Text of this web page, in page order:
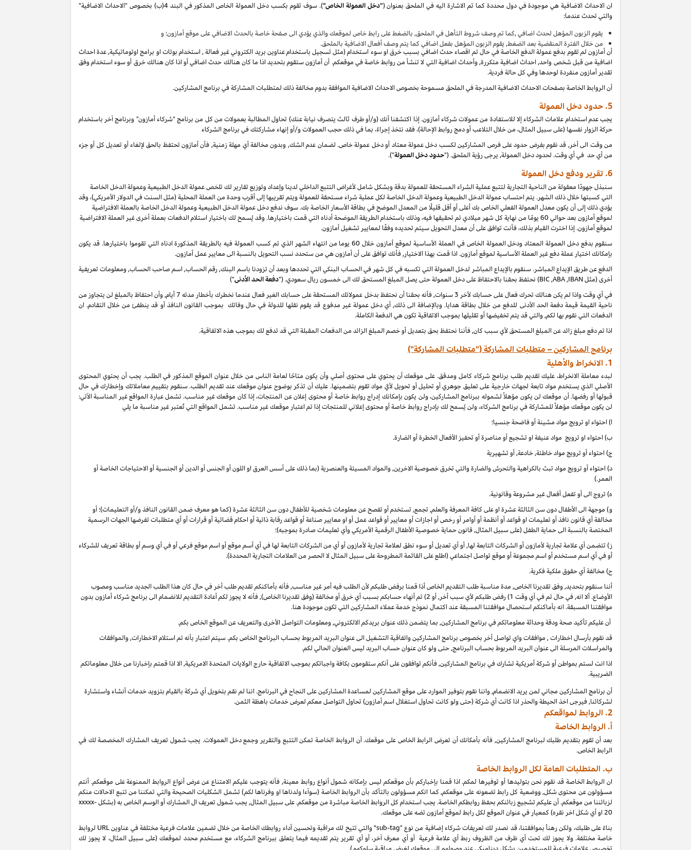
ان الاحداث الاضافية هي موجودة في دول محددة كما تم الاشارة اليه في الملحق بعنوان("دخل العمولة الخاص")
.سوف
تقوم بكسب دخل العمولة الخاص المذكور في البند 4(ب) بخصوص "الاحداث الاضافية"
والتي تحدث عندما:
يقوم الزبون المؤهل لحدث اضافي ,كما تم وصف شروط التأهل في الملحق, بالضغط على رابط خاص لموقعك والذي يؤدي الى صفحة خاصة بالحدث الاضافي على موقع أمازون؛ و
منخلال الفترة المنقضية بعد الضغط, يقوم الزبون المؤهل بفعل اضافي كما يتم وصف أفعال الاضافية بالملحق.
أن أمازون لم تقوم بدفع عمولة الدفع الخاصة في حال تم اقصاء حدث اضافي بسبب خرق او سوء استخدام (مثل تسجيل باستخدام عناوين بريد الكتروني غير فعالة , استخدام بوتات او برامج اوتوماتيكية, عدة احداث
اضافية من قبل شخص واحد, احداث اضافية متكررة, وأحداث اضافية التي لا تنشأ من روابط خاصة في موقعكم. أن أمازون ستقوم بتحديد اذا ما كان هنالك حدث اضافي أو اذا كان هنالك خرق أو سوء استخدام وفق
تقدير أمازون منفردة لوحدها وفي كل حالة فردية.
أن الروابط الخاصة بصفحات الاحداث الاضافية المدرجة في الملحق مسموحة بخصوص الاحداث الاضافية الموافقة بدوم مخالفة ذلك لمتطلبات المشاركة في برنامج المشاركين.
5. حدود دخل العمولة
يجب عدم استخدام علامات الشركاء إلا للاستفادة من عمولات شركاء أمازون. إذا اكتشفنا أنك (و/أو طرف ثالث يتصرف نيابة عنك) تحاول المطالبة بعمولات من كل من برنامج "شركاء أمازون" وبرنامج آخر باستخدام
حركة الزوار نفسها (على سبيل المثال، من خلال التلاعب أو دمج روابط الإحالة)، فقد نتخذ إجراءً، بما في ذلك حجب العمولات و/أو إنهاء مشاركتك في برنامج الشركاء
من وقت الى أخر, قد نقوم بفرض حدود على فرص المشاركين لكسب دخل عمولة معتاد أو دخل عمولة خاص. لضمان عدم الشك, وبدون مخالفة أي مهلة زمنية, فأن أمازون تحتفظ بالحق لإلغاء أو تعديل كل أو جزء
من أي حد في أي وقت. لحدود دخل العمولة, يرجى رؤية الملحق. ("حدود دخل العمولة").
6. تقرير ودفع دخل العمولة
سنبذل جهودًا معقولة من الناحية التجارية لتتبع عملية الشراء المستحقة للعمولة بدقة وبشكل شامل لأغراض التتبع الداخلي لدينا وإعداد وتوزيع تقارير لك تلخص عمولة الدخل الطبيعية وعمولة الدخل الخاصة
التي كسبتها خلال ذلك الشهر. يتم احتساب عمولة الدخل الطبيعية وعمولة الدخل الخاصة لكل عملية شراء مستحقة للعمولة ويتم تقريبها إلى أقرب وحدة من العملة المحلية (مثل السنت في الدولار الأمريكي)، وقد
يؤدي ذلك إلى أن يكون معدل العمولة الفعلي الخاص بك أعلى أو أقل قليلًا من المعدل الموضح في بطاقة الأسعار الخاصة بك. سوف ندفع دخل عمولة الدخل الطبيعية وعمولة الدخل الخاصة بالعملة الافتراضية
لموقع أمازون بعد حوالي 60 يومًا من نهاية كل شهر ميلادي تم تحقيقها فيه، وذلك باستخدام الطريقة الموضحة أدناه التي قمت باختيارها. وقد يُسمح لك باختيار استلام الدفعات بعملة أخرى غير العملة الافتراضية
لموقع أمازون. إذا اخترت القيام بذلك، فأنت توافق على أن معدل التحويل سيتم تحديده وفقًا لمعايير تشغيل أمازون.
سنقوم بدفع دخل العمولة المعتاد ودخل العمولة الخاص في العملة الأساسية لموقع أمازون خلال 60 يوما من انتهاء الشهر الذي تم كسب العمولة فيه بالطريقة المذكورة ادناه التي تقوموا باختيارها. قد يكون
بإمكانك اختيار عملة دفع غير العملة الأساسية لموقع أمازون. اذا قمت بهذا الاختيار, فأنك توافق على أن أمازون هي من ستحدد نسب التحويل بالنسبة الى معايير عمل أمازون.
الدفع عن طريق الإيداع المباشر. سنقوم بالإيداع المباشر لدخل العمولة التي تكسبه في كل شهر في الحساب البنكي التي تحددها وبعد أن تزودنا باسم البنك, رقم الحساب, اسم صاحب الحساب, ومعلومات تعريفية
أخرى (مثلIBAN
,
ABA
,
BIC) نحتفظ بحقنا بالاحتفاظ على دخل العمولة حتى يصل المبلغ المستحق لك الى خمسون ريال سعودي. ("دفعة الحد الأدنى")
في أي وقت واذا لم يكن هنالك تحرك فعال على حسابك لأخر 3 سنوات, فأنه بحقنا أن نحتفظ بدخل عمولاتك المستحقة على حسابك الغير فعال عندما نخطرك بأخطار مدته 7 أيام, وأن احتفاظ بالمبلغ لن يتجاوز من
ناحية القيمة قيمة دفعة الحد الأدنى للدفع من خلال بطاقة هدايا. وبالإضافة الى ذلك, أي دخل عمولة غير مدفوع قد يقوم نقلها للدولة في حال وفاتك بموجب القانون النافذ أو قد ينطفئ من خلال التقادم. ان
الدفعات التي نقوم بها لكم, والتي قد يتم تخفيضها أو تقليلها بموجب الاتفاقية تكون هي الدفعة الكاملة.
اذا تم دفع مبلغ زائد عن المبلغ المستحق لأي سبب كان, فأننا نحتفظ بحق بتعديل أو خصم المبلغ الزائد من الدفعات المقبلة التي قد تدفع لك بموجب هذه الاتفاقية.
برنامج المشاركين – متطلبات المشاركة ("متطلبات المشاركة")
1. الانخراط والأهلية
لبدء معاملة الانخراط، عليك تقديم طلب برنامج شركاء كامل ومدقق. على موقعك أن يحتوي على محتوى أصلي وأن يكون متاحًا لعامة الناس من خلال عنوان الموقع المذكور في الطلب. يجب أن يحتوي المحتوى
الأصلي الذي يستخدم مواد تابعة لجهات خارجية على تعليق جوهري أو تحليل أو تحويل لأيّ مواد تقوم بتضمينها. عليك أن تذكر بوضوح عنوان موقعك عند تقديم الطلب. سنقوم بتقييم معاملاتك وإخطارك في حال
قبولها أو رفضها. أن موقعك لن يكون مؤهلاً لشموله ببرنامج المشاركين، ولن يكون بإمكانك إدراج روابط خاصة أو محتوى إعلان عن المنتجات، إذا كان موقعك غير مناسب. تشمل عبارة المواقع غير المناسبة الآتي:
لن يكون موقعك مؤهلاً للمشاركة في برنامج الشركاء، ولن يُسمح لك بإدراج روابط خاصة أو محتوى إعلاني للمنتجات إذا تم اعتبار موقعك غير مناسب. تشمل المواقع التي تُعتبر غير مناسبة ما يلي
ا) احتواء او ترويج مواد مشينة أو فاضحة جنسيا؛
ب) احتواء او ترويج مواد عنيفة او تشجيع أو مناصرة أو تحفيز الأفعال الخطرة أو الضارة.
ج) احتواء أو ترويج مواد خاطئة, خادعة, أو تشهيرية
د) احتواء أو ترويج مواد تبث بالكراهية والتحرش والضارة والتي تخرق خصوصية الاخرين, والمواد المسيئة والعنصرية (بما ذلك على أسس العرق او اللون أو الجنس أو الدين أو الجنسية أو الاحتياجات الخاصة أو
العمر.)
ه) تروج الى أو تفعل أفعال غير مشروعة وقانونية.
و) موجهة الى الأطفال دون سن الثالثة عشرة او على كافة المعرفة والعلم, تجمع, تستخدم أو تفصح عن معلومات شخصية للأطفال دون سن الثالثة عشرة (كما هو معرف ضمن القانون النافذ و/أو التعليمات)؛ أو
مخالفة أي قانون نافذ أو تعليمات او قواعد أو أنظمة أو أوامر أو رخص أو اجازات أو معايير أو قواعد عمل أو او معايير صناعة أو قواعد رقابة ذاتية أو احكام قضائية أو قرارات أو أي متطلبات تفرضها الجهات الرسمية
المختصة بالنسبة الى حماية الطفل (على سبيل المثال, قانون حماية خصوصية الأطفال الرقمية الأمريكي وأي تعليمات صادرة بموجبه)؛
ز) تتضمن أي علامة تجارية لأمازون أو الشركات التابعة لها, أو أي تعديل أو سوء نطق لعلامة تجارية لأمازون أو أي من الشركات التابعة لها في أي أسم موقع أو اسم موقع فرعي أو في أي وسم أو بطاقة تعريف للشركاء
أو في أي اسم مستخدم أو اسم مجموعة أو موقع تواصل اجتماعي (اطلع على القائمة المطروحة على سبيل المثال لا الحصر من العلامات التجارية المحددة).
ح) مخالفة أي حقوق ملكية فكرية.
أننا سنقوم بتحديد, وفق تقديرنا الخاص, مدة مناسبة طلب التقديم الخاص أذا قمنا برفض طلبكم لأن الطلب فيه أمر غير مناسب, فأنه بأماكنكم تقديم طلب أخر في حال كان هذا الطلب الجديد مناسب ومصوب
الأوضاع. ألا انه, في حال تم في أي وقت 1) رفض طلبكم لأي سبب أخر, أو 2) تم أنهاء حسابكم بسبب أي خرق أو مخالفة (وفق تقديرنا الخاص), فأنه لا يجوز لكم أعادة التقديم للانضمام الى برنامج شركاء أمازون بدون
موافقتنا المسبقة. انه بأماكنكم استحصال موافقتنا المسبقة عند اكتمال نموذج خدمة عملاء المشاركين التي تكون موجودة هنا.
أن عليكم تأكيد صحة ودقة وحداثة معلوماتكم في برنامج المشاركين, بما يتضمن ذلك عنوان بريدكم الالكتروني, ومعلومات التواصل الأخرى والتعريف عن الموقع الخاص بكم.
قد نقوم بأرسال اخطارات , موافقات واي تواصل أخر بخصوص برنامج المشاركين واتفاقية التشغيل الى عنوان البريد المربوط بحساب البرنامج الخاص بكم. سيتم اعتبار بأنه تم استلام الاخطارات, والموافقات
والمراسلات المرسلة الى عنوان البريد المربوط بحساب البرنامج, حتى ولو كان عنوان حساب البريد ليس العنوان الحالي لكم.
اذا انت لستم بمواطن أو شركة أمريكية تشارك في برنامج المشاركين, فأنكم توافقون على أنكم ستقومون بكافة واجباتكم بموجب الاتفاقية حارج الولايات المتحدة الامريكية, الا اذا قمتم بإخبارنا من خلال معلوماتكم
الضريبية.
أن برنامج المشاركين مجاني لمن يريد الانضمام, واننا نقوم بتوفير الموارد على موقع المشاركين لمساعدة المشاركين على النجاح في البرنامج. اننا لم نقم بتخويل أي شركة بالقيام بتزويد خدمات أنشاء واستشارة
لشركائنا, فيرجى اخذ الحيطة والحذر اذا كانت أي شركة (حتى ولو كانت تحاول استغلال اسم أمازون) تحاول التواصل معكم لعرض خدمات باهظة الثمن.
2. الروابط لمواقعكم
أ. الروابط الخاصة
بعد أن تقوم بتقديم طلبك لبرنامج المشاركين, فأنه بأمكانك أن تعرض الرابط الخاص على موقعك. أن الروابط الخاصة تمكن التتبع والتقرير وجمع دخل العمولات. يجب شمول تعريف المشارك المخصصة لك في
الرابط الخاص.
ب. المتطلبات العامة لكل الروابط الخاصة
ان الروابط الخاصة قد نقوم نحن بتوليدها أو توفيرها لمكم. اذا قمنا بإخباركم بأن موقعكم ليس بإمكانه شمول أنواع روابط معينة, فأنه يتوجب عليكم الامتناع عن عرض أنواع الروابط الممنوعة على موقعكم. أنتم
مسؤولون عن محتوى شكل, ووضعية كل رابط تضعونه على موقعكم, كما انكم مسؤولون بالتأكد بأن الروابط الخاصة (سوآءا ولدناها او وفرناها لكم) تشمل الشكليات الصحيحة والتي تمكننا من تتبع الاحالات منكم
لزبائننا من موقعكم. أن عليكم تشجيع زبائنكم بحفظ روابطكم الخاصة. يجب استخدام كل الروابط الخاصة مباشرة من موقعكم. على سبيل المثال, يجب شمول تعريف ال المشارك أو الوسم الخاص به (بشكلxxxxx-
20 او أي شكل اخر نقره) كمعيار في عنوان الموقع لكل رابط لموقع أمازون تضه على موقعك.
بناءً على طلبك، ولكن رهناً بموافقتنا، قد نصدر لك تعريفات شركاء إضافية من نوع "sub-tag" والتي تتيح لك مراقبة وتحسين أداء روابطك الخاصة من خلال تضمين علامات فرعية مختلفة في عناوين URL لروابط
خاصة مختلفة. ولا يجوز لك تحت أي ظرف من الظروف ربط أي علامة فرعية أو أي معرف آخر، أو أي تقرير يتم تقديمه فيما يتعلق ببرنامج الشركاء، مع مستخدم محدد لموقعك (على سبيل المثال، لا يجوز لك